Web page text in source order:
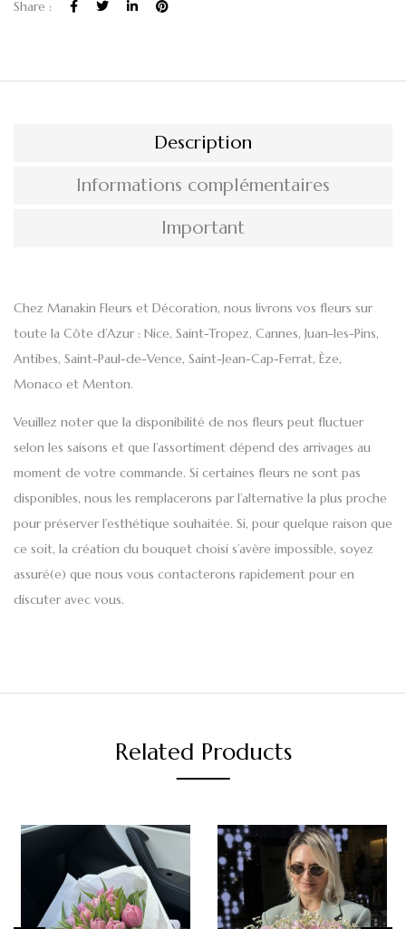
Share :
Description
Informations complémentaires
Important
Chez Manakin Fleurs et Décoration, nous livrons vos fleurs sur
toute la Côte d’Azur: Nice, Saint-Tropez, Cannes, Juan-les-Pins,
Antibes, Saint-Paul-de-Vence, Saint-Jean-Cap-Ferrat, Èze,
Monaco et Menton.
Veuillez noter que la disponibilité de nos fleurs peut fluctuer
selon les saisons et que l’assortiment dépend des arrivages au
moment de votre commande. Si certaines fleurs ne sont pas
disponibles, nous les remplacerons par l’alternative la plus proche
pour préserver l’esthétique souhaitée. Si, pour quelque raison que
ce soit, la création du bouquet choisi s’avère impossible, soyez
assuré(e) que nous vous contacterons rapidement pour en
discuter avec vous.
Related Products